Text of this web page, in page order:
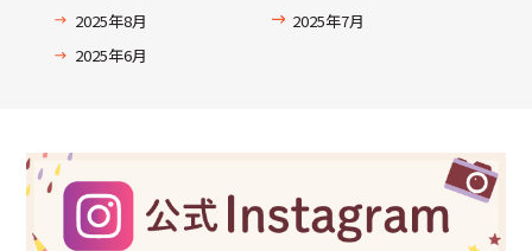
2025年8月
2025年7月
2025年6月